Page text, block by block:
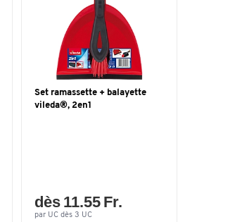
Set ramassette + balayette
vileda®, 2en1
dès 11.55 Fr.
par UC dès 3 UC